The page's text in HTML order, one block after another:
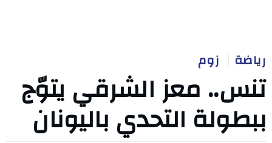
رياضة زوم
تنس.. معز الشرقي يتوّج
ببطولة التحدي باليونان